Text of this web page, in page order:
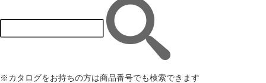
※カタログをお持ちの方は商品番号でも検索できます